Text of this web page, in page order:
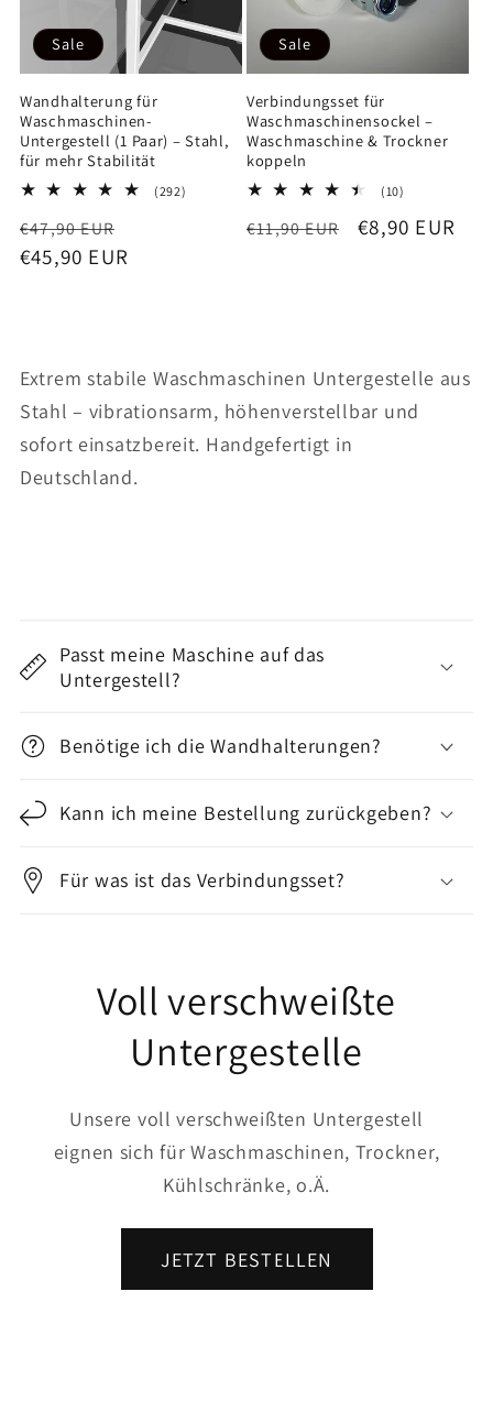
Sale
Wandhalterung für
Waschmaschinen-
Untergestell (1 Paar) – Stahl,
für mehr Stabilität
(292)
insgesamt
Normaler
Preis
€47,90 EUR
Verkaufspreis
€45,90 EUR
Sale
Verbindungsset für
Waschmaschinensockel –
Waschmaschine & Trockner
koppeln
(10)
insgesamt
Normaler
€11,90 EUR Verkaufspreis
€8,90 EUR
Extrem stabile Waschmaschinen Untergestelle aus
Stahl – vibrationsarm, höhenverstellbar und
sofort einsatzbereit. Handgefertigt in
Deutschland.
n
l
p
b
Passt meine Maschine auf das
Untergestell?
Benötige ich die Wandhalterungen?
Kann ich meine Bestellung zurückgeben?
Für was ist das Verbindungsset?
Voll verschweißte
Untergestelle
Unsere voll verschweißten Untergestell
eignen sich für Waschmaschinen, Trockner,
Kühlschränke, o.Ä.
JETZT BESTELLEN